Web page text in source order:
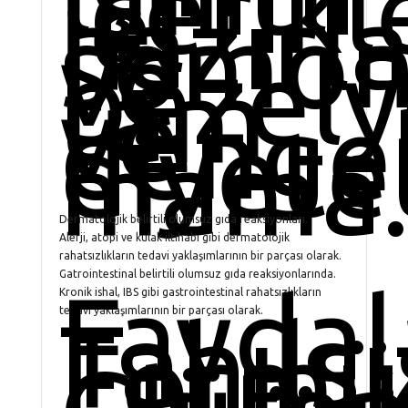
iel
ve
tam
ve
Dermatolojik belirtili olumsuz gıda reaksiyonları.
Alerji, atopi ve kulak iltihabı gibi dermatolojik
rahatsızlıkların tedavi yaklaşımlarının bir parçası olarak.
Gatrointestinal belirtili olumsuz gıda reaksiyonlarında.
Kronik ishal, IBS gibi gastrointestinal rahatsızlıkların
tedavi yaklaşımlarının bir parçası olarak.